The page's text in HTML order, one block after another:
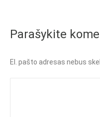
Parašykite
El. pašto adresas nebus